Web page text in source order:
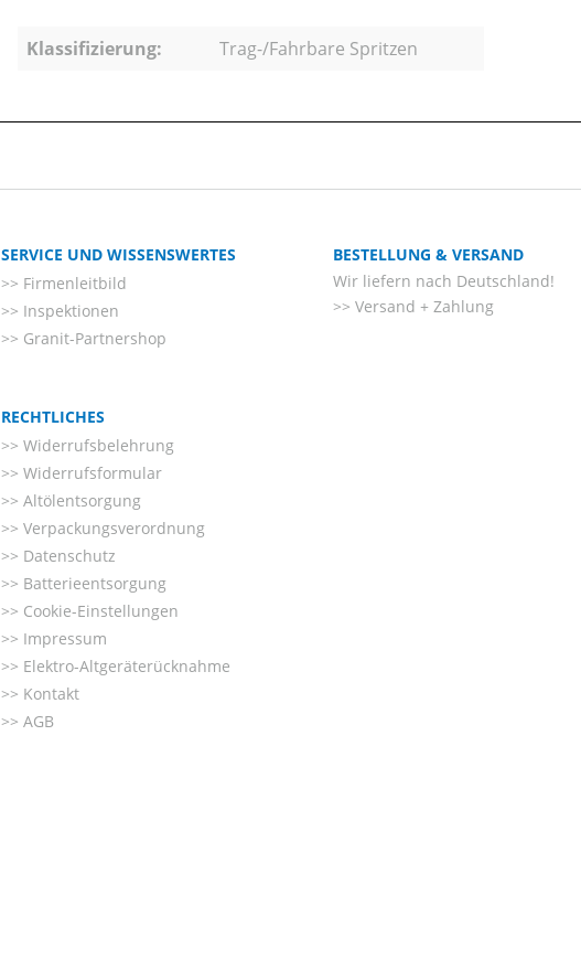
Klassifizierung: Trag-/Fahrbare Spritzen
SERVICE UND WISSENSWERTES
Firmenleitbild
Inspektionen
Granit-Partnershop
RECHTLICHES
Widerrufsbelehrung
Widerrufsformular
Altölentsorgung
Verpackungsverordnung
Datenschutz
Batterieentsorgung
Cookie-Einstellungen
Impressum
Elektro-Altgeräterücknahme
Kontakt
AGB
BESTELLUNG & VERSAND
Wir liefern nach Deutschland!
Versand + Zahlung